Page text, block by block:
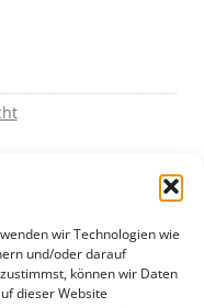
wir Technologien wie
und/oder darauf
können wir Daten
dieser Website
für hundefreundliche